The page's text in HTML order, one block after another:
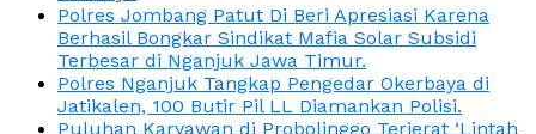
Polres Jombang Patut Di Beri Apresiasi Karena
Berhasil Bongkar Sindikat Mafia Solar Subsidi
Terbesar di Nganjuk Jawa Timur.
Polres Nganjuk Tangkap Pengedar Okerbaya di
Jatikalen, 100 Butir Pil LL Diamankan Polisi.
Puluhan Karyawan di Probolinggo Terjerat ‘Lintah